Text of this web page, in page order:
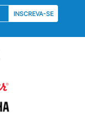
INSCREVA-SE